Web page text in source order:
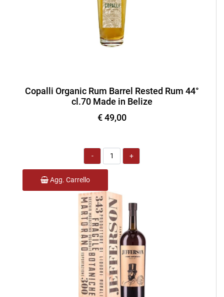
Copalli Organic Rum Barrel Rested Rum 44°
cl.70 Made in Belize
€ 49,00
Quantità
Agg. Carrello